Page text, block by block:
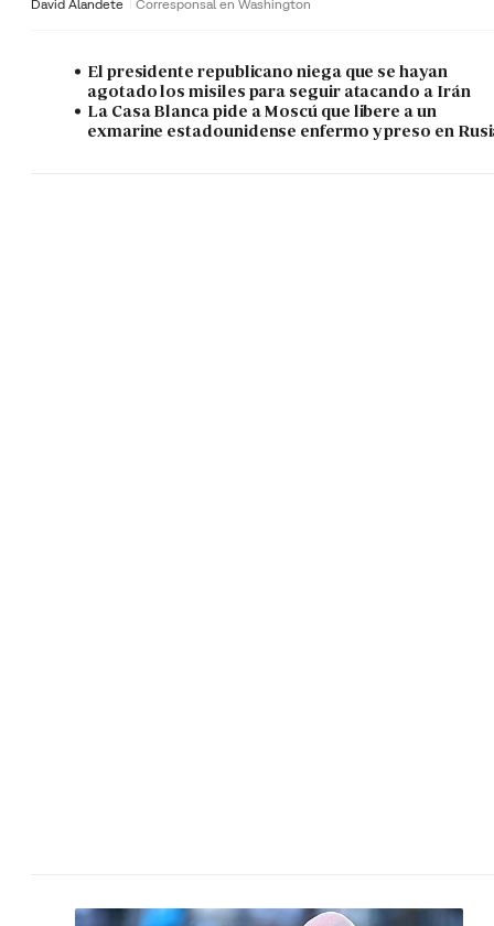
David Alandete Corresponsal en Washington
El presidente republicano niega que se hayan
agotado los misiles para seguir atacando a Irán
La Casa Blanca pide a Moscú que libere a un
exmarine estadounidense enfermo y preso en